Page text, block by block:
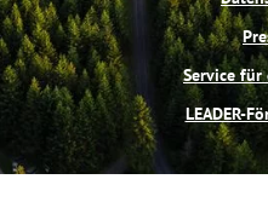
Service für
LEADER-